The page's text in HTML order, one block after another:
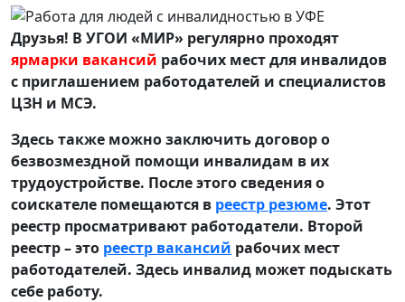
Друзья! В УГОИ «МИР» регулярно проходят
ярмарки вакансий рабочих мест для инвалидов
с приглашением работодателей и специалистов
ЦЗН и МСЭ.
Здесь также можно заключить договор о
безвозмездной помощи инвалидам в их
трудоустройстве. После этого сведения о
соискателе помещаются в реестр резюме. Этот
реестр просматривают работодатели. Второй
реестр – это реестр вакансий рабочих мест
работодателей. Здесь инвалид может подыскать
себе работу.